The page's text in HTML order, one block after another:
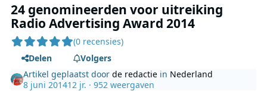
24 genomineerden voor uitreiking
Radio Advertising Award 2014
(0 recensies)
Delen
Volgers
Artikel geplaatst doorde redactie in Nederland
8 juni 201412 jr. · 952 weergaven